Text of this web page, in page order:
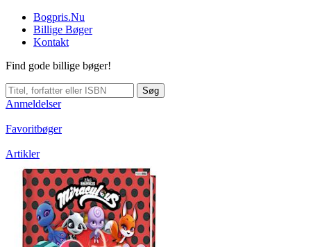
Bogpris.Nu
Billige Bøger
Kontakt
Find gode billige bøger!
Søg
Anmeldelser
Favoritbøger
Artikler